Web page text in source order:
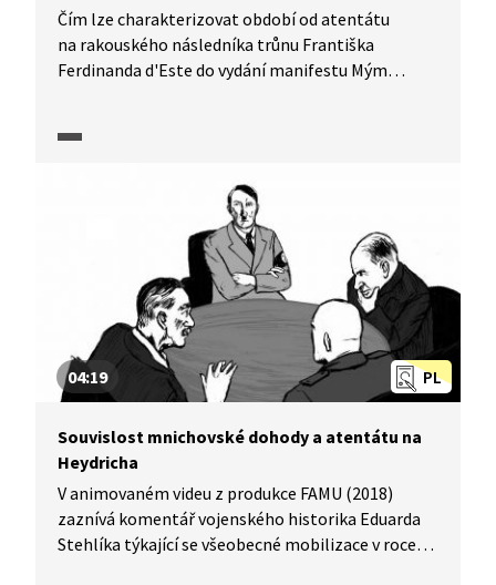
Čím lze charakterizovat období od atentátu
na rakouského následníka trůnu Františka
Ferdinanda d'Este do vydání manifestu Mým
Rakouska-Uherska vůči Srbsku? A jaké postavení
v předvečer války nás uvedou historici v pořadu
PL
04:19
Souvislost mnichovské dohody a atentátu na
Heydricha
V animovaném videu z produkce FAMU (2018)
zaznívá komentář vojenského historika Eduarda
Stehlíka týkající se všeobecné mobilizace v roce